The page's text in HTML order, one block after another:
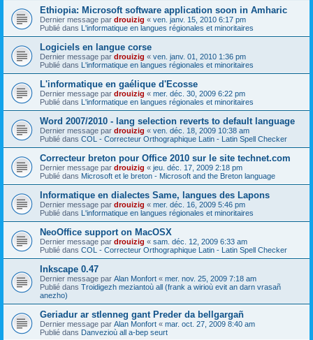
Ethiopia: Microsoft software application soon in Amharic
Dernier message par drouizig « ven. janv. 15, 2010 6:17 pm
Publié dans L'informatique en langues régionales et minoritaires
Logiciels en langue corse
Dernier message par drouizig « ven. janv. 01, 2010 1:36 pm
Publié dans L'informatique en langues régionales et minoritaires
L'informatique en gaélique d'Ecosse
Dernier message par drouizig « mer. déc. 30, 2009 6:22 pm
Publié dans L'informatique en langues régionales et minoritaires
Word 2007/2010 - lang selection reverts to default language
Dernier message par drouizig « ven. déc. 18, 2009 10:38 am
Publié dans COL - Correcteur Orthographique Latin - Latin Spell Checker
Correcteur breton pour Office 2010 sur le site technet.com
Dernier message par drouizig « jeu. déc. 17, 2009 2:18 pm
Publié dans Microsoft et le breton - Microsoft and the Breton language
Informatique en dialectes Same, langues des Lapons
Dernier message par drouizig « mer. déc. 16, 2009 5:46 pm
Publié dans L'informatique en langues régionales et minoritaires
NeoOffice support on MacOSX
Dernier message par drouizig « sam. déc. 12, 2009 6:33 am
Publié dans COL - Correcteur Orthographique Latin - Latin Spell Checker
Inkscape 0.47
Dernier message par Alan Monfort « mer. nov. 25, 2009 7:18 am
Publié dans Troidigezh meziantoù all (frank a wirioù evit an darn vrasañ
anezho)
Geriadur ar stlenneg gant Preder da bellgargañ
Dernier message par Alan Monfort « mar. oct. 27, 2009 8:40 am
Publié dans Danvezioù all a-bep seurt